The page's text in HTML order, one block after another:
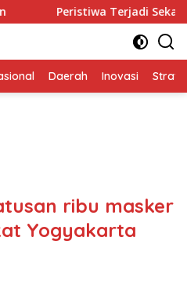
Peristiwa Terjadi Sekali,
Daerah Inovasi
ribu masker
Yogyakarta